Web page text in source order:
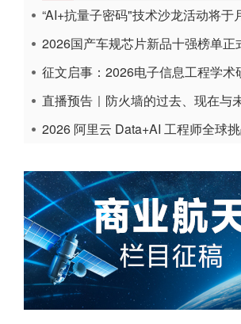
“AI+抗量子密码"技术沙龙活动将于
2026国产车规芯片新品十强榜单正
征文启事：2026电子信息工程学术
成电路应用杂志）
直播预告｜防火墙的过去、现在与
2026 阿里云 Data+AI 工程师全球